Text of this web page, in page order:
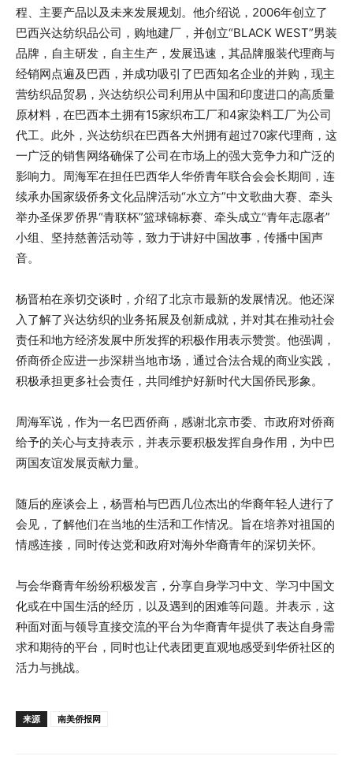
程、主要产品以及未来发展规划。他介绍说，2006年创立了
巴西兴达纺织品公司，购地建厂，并创立“BLACK WEST”男装
品牌，自主研发，自主生产，发展迅速，其品牌服装代理商与
经销网点遍及巴西，并成功吸引了巴西知名企业的并购，现主
营纺织品贸易，兴达纺织公司利用从中国和印度进口的高质量
原材料，在巴西本土拥有15家织布工厂和4家染料工厂为公司
代工。此外，兴达纺织在巴西各大州拥有超过70家代理商，这
一广泛的销售网络确保了公司在市场上的强大竞争力和广泛的
影响力。周海军在担任巴西华人华侨青年联合会会长期间，连
续承办国家级侨务文化品牌活动“水立方”中文歌曲大赛、牵头
举办圣保罗侨界“青联杯”篮球锦标赛、牵头成立“青年志愿者”
小组、坚持慈善活动等，致力于讲好中国故事，传播中国声
音。
杨晋柏在亲切交谈时，介绍了北京市最新的发展情况。他还深
入了解了兴达纺织的业务拓展及创新成就，并对其在推动社会
责任和地方经济发展中所发挥的积极作用表示赞赏。他强调，
侨商侨企应进一步深耕当地市场，通过合法合规的商业实践，
积极承担更多社会责任，共同维护好新时代大国侨民形象。
周海军说，作为一名巴西侨商，感谢北京市委、市政府对侨商
给予的关心与支持表示，并表示要积极发挥自身作用，为中巴
两国友谊发展贡献力量。
随后的座谈会上，杨晋柏与巴西几位杰出的华裔年轻人进行了
会见，了解他们在当地的生活和工作情况。旨在培养对祖国的
情感连接，同时传达党和政府对海外华裔青年的深切关怀。
与会华裔青年纷纷积极发言，分享自身学习中文、学习中国文
化或在中国生活的经历，以及遇到的困难等问题。并表示，这
种面对面与领导直接交流的平台为华裔青年提供了表达自身需
求和期待的平台，同时也让代表团更直观地感受到华侨社区的
活力与挑战。
来源 南美侨报网